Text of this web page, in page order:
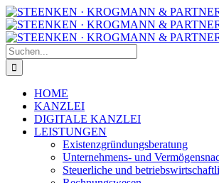
Zum
Inhalt
springen
Facebook
Instagram
Suche
nach:
HOME
KANZLEI
DIGITALE KANZLEI
LEISTUNGEN
Existenzgründungsberatung
Unternehmens- und
Steuerliche und